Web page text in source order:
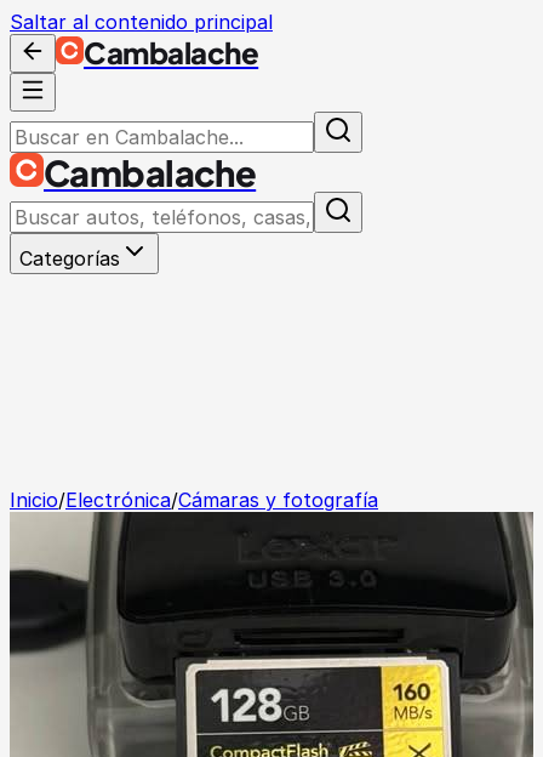
Saltar al contenido principal
Cambalache
Cambalache
Categorías
Inicio/Electrónica/Cámaras y fotografía